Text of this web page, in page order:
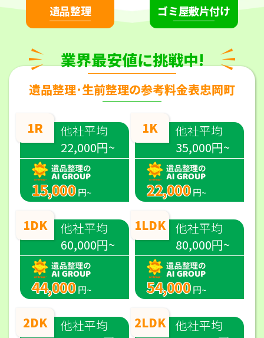
遺品整理 ゴミ屋敷片付け
業界最安値に挑戦中!
遺品整理･生前整理の参考料金表忠岡町
1R
他社平均
22,000円~
15,000 円~
1DK
他社平均
60,000円~
44,000 円~
2DK
他社平均
1K
他社平均
35,000円~
22,000 円~
1LDK 他社平均
80,000円~
54,000 円~
2LDK 他社平均